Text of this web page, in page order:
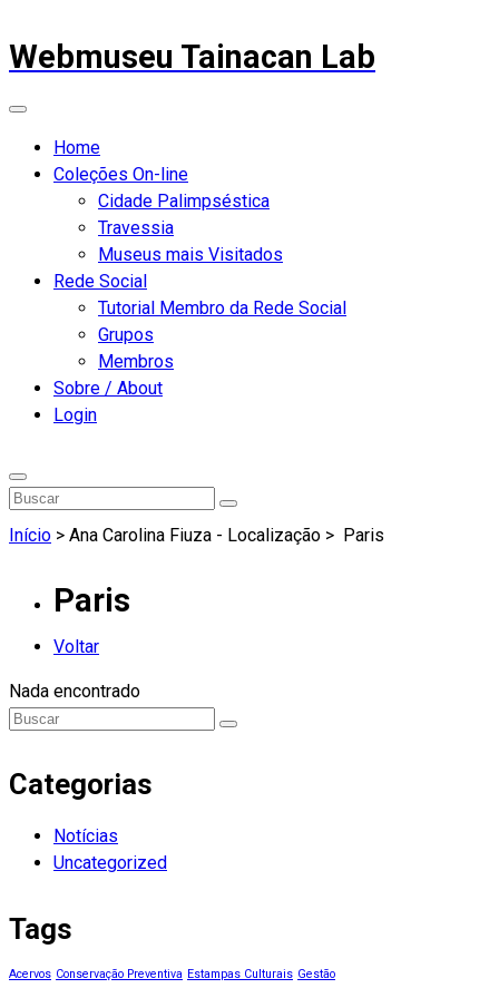
Webmuseu Tainacan Lab
Home
Coleções On-line
Cidade Palimpséstica
Travessia
Museus mais Visitados
Rede Social
Tutorial Membro da Rede Social
Grupos
Membros
Sobre / About
Login
Início > Ana Carolina Fiuza - Localização > Paris
Paris
Voltar
Nada encontrado
Categorias
Notícias
Uncategorized
Tags
Acervos Conservação Preventiva Estampas Culturais Gestão